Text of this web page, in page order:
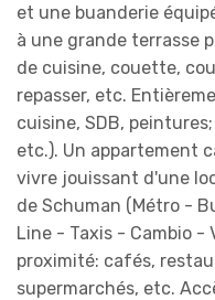
et une buanderie
à une grande terrasse
de cuisine, couette,
repasser, etc.
cuisine, SDB,
etc.). Un appartement
vivre jouissant d'une
de Schuman (Métro -
Line - Taxis - Cambio -
proximité: cafés,
supermarchés, etc.